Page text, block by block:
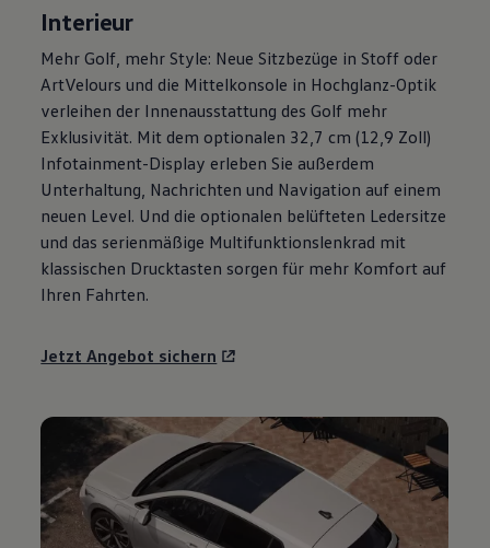
Lifestyle
Familie
Elektromobilität
Volkswagen R
Pannen- und Unfallhilfe
Volkswagen Kundenbetreuung
Interieur
Mehr Golf , mehr Style: Neue Sitzbezüge in Stoff oder
ArtVelours und die Mittelkonsole in Hochglanz-Optik
verleihen der Innenausstattung des Golf mehr
Exklusivität. Mit dem optionalen 32,7 cm (12,9 Zoll)
Infotainment-Display erleben Sie außerdem
Unterhaltung, Nachrichten und Navigation auf einem
neuen Level. Und die optionalen belüfteten Ledersitze
und das serienmäßige Multifunktionslenkrad mit
klassischen Drucktasten sorgen für mehr Komfort auf
Ihren Fahrten.
Jetzt Angebot sichern